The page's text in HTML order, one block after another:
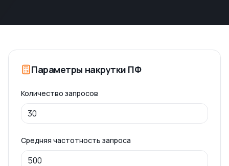
Параметры накрутки ПФ
Количество запросов
Средняя частотность запроса